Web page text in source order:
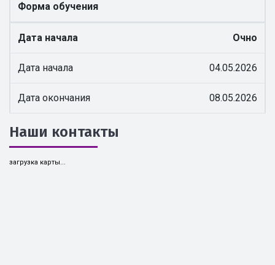
Форма обучения
Дата начала Очно
Дата начала 04.05.2026
Дата окончания 08.05.2026
Наши контакты
загрузка карты...